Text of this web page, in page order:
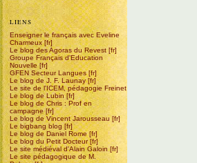
LIENS
Enseigner le français avec Eveline
Charmeux
Le blog des Agoras du Revest
Groupe Français d'Education
Nouvelle
GFEN Secteur Langues
Le blog de J. F. Launay
Le site de l'ICEM, pédagogie Freinet
Le blog de Lubin
Le blog de Chris : Prof en
campagne
Le blog de Vincent Jarousseau
Le bigbang blog
Le blog de Daniel Rome
Le blog du Petit Docteur
Le site médiéval d'Alain Galoin
Le site pédagogique de M.